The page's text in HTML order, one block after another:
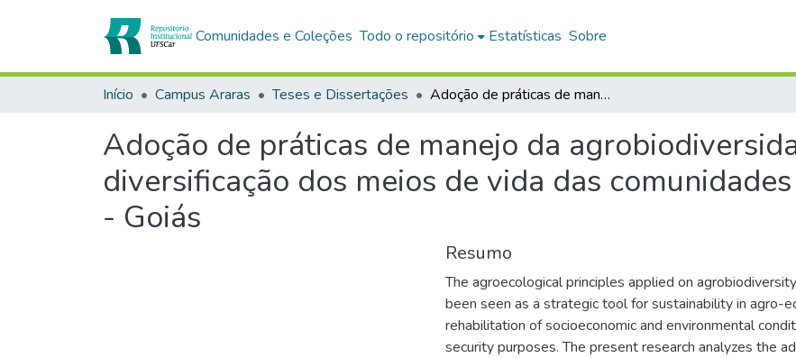
Comunidades e Coleções Todo o repositório Estatísticas Sobre
Início Campus Araras Teses e Dissertações Adoção de práticas de manejo da agrobiodiversidade e estratégias de diversificação dos meios de vida das comunidades rurais em Pirenópolis - Goiás
Adoção de práticas de manejo da
diversificação dos meios de vida das
- Goiás
Resumo
The agroecological principles applied on
been seen as a strategic tool for sustainability in agro-
rehabilitation of socioeconomic and environmental
security purposes. The present research analyzes the